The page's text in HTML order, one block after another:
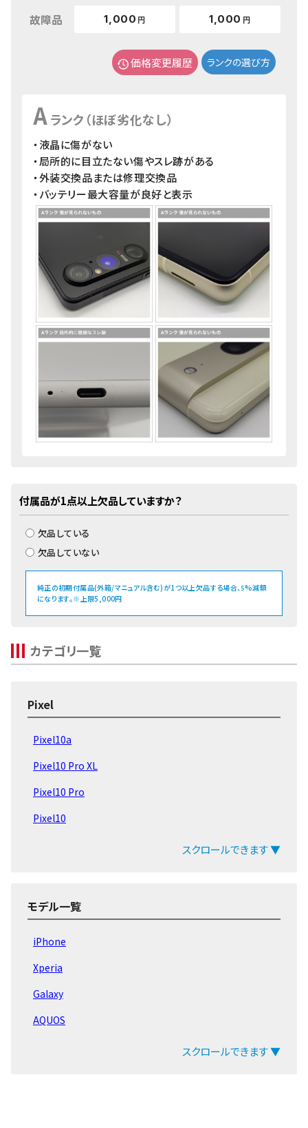
故障品 1,000 円 1,000 円
価格変更履歴 ランクの選び方
Aランク（ほぼ劣化なし）
・液晶に傷がない
・局所的に目立たない傷やスレ跡がある
・外装交換品または修理交換品
・バッテリー最大容量が良好と表示
付属品が1点以上欠品していますか？
欠品している
欠品していない
純正の初期付属品(外箱/マニュアル含む)が1つ以上欠品する場合、 5%減額
になります。※上限5,000円
カテゴリ一覧
Pixel
Pixel10a
Pixel10 Pro XL
Pixel10 Pro
Pixel10
Pixel9 Pro XL
Pixel9
Pixel8a
Pixel Fold
Pixel8 Pro
スクロールできます ▼
モデル一覧
iPhone
Xperia
Galaxy
AQUOS
スクロールできます ▼